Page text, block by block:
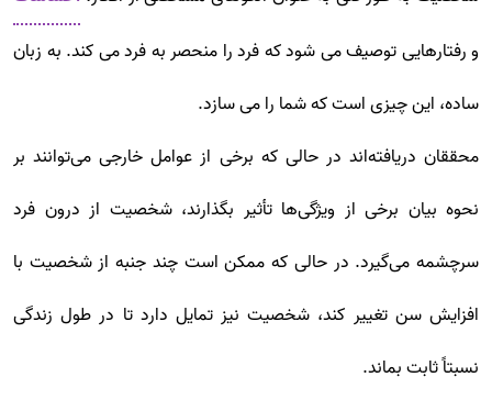
و رفتارهایی توصیف می شود که فرد را منحصر به فرد می کند. به زبان
ساده، این چیزی است که شما را می سازد.
محققان دریافته‌اند در حالی که برخی از عوامل خارجی می‌توانند بر
نحوه بیان برخی از ویژگی‌ها تأثیر بگذارند، شخصیت از درون فرد
سرچشمه می‌گیرد. در حالی که ممکن است چند جنبه از شخصیت با
افزایش سن تغییر کند، شخصیت نیز تمایل دارد تا در طول زندگی
نسبتاً ثابت بماند.